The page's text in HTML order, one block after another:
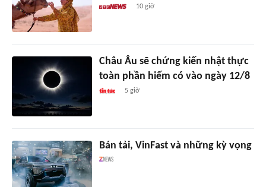
10 giờ
Châu Âu sẽ chứng kiến nhật thực
toàn phần hiếm có vào ngày 12/8
5 giờ
Bán tải, VinFast và những kỳ vọng